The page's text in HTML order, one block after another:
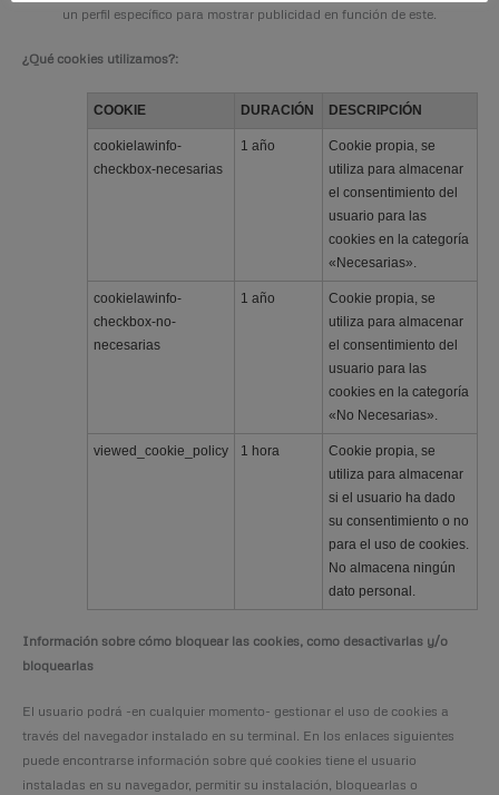
un perfil específico para mostrar publicidad en función de este.
¿Qué cookies utilizamos?:
COOKIE DURACIÓN DESCRIPCIÓN
cookielawinfo-
checkbox-necesarias
1 año
Cookie propia, se
utiliza para almacenar
el consentimiento del
usuario para las
cookies en la categoría
«Necesarias».
cookielawinfo-
checkbox-no-
necesarias
1 año
Cookie propia, se
utiliza para almacenar
el consentimiento del
usuario para las
cookies en la categoría
«No Necesarias».
viewed_cookie_policy 1 hora
Cookie propia, se
utiliza para almacenar
si el usuario ha dado
su consentimiento o no
para el uso de cookies.
No almacena ningún
dato personal.
Información sobre cómo bloquear las cookies, como desactivarlas y/o
bloquearlas
El usuario podrá -en cualquier momento- gestionar el uso de cookies a
través del navegador instalado en su terminal. En los enlaces siguientes
puede encontrarse información sobre qué cookies tiene el usuario
instaladas en su navegador, permitir su instalación, bloquearlas o